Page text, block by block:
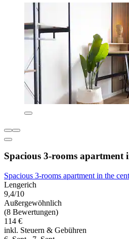
Spacious 3-rooms apartment
Spacious 3-rooms apartment in the
Lengerich
9,4/10
Außergewöhnlich
(8 Bewertungen)
114 €
inkl. Steuern & Gebühren